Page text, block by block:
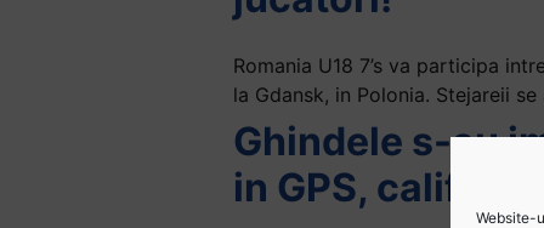
Website-
Romania U18 7’s va participa
la Gdansk, in Polonia. Stejareii
Ghindele s-au
in GPS,